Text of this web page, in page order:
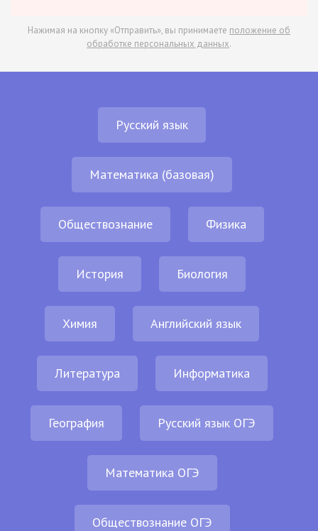
Нажимая на кнопку «Отправить», вы принимаете положение об
обработке персональных данных.
Русский язык
Математика (базовая)
Обществознание Физика
История Биология
Химия Английский язык
Литература Информатика
География Русский язык ОГЭ
Математика ОГЭ
Обществознание ОГЭ